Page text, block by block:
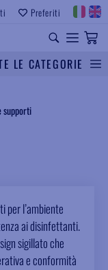
Preferiti
LE CATEGORIE
supporti
per l’ambiente
ai disinfettanti.
sigillato che
e conformità